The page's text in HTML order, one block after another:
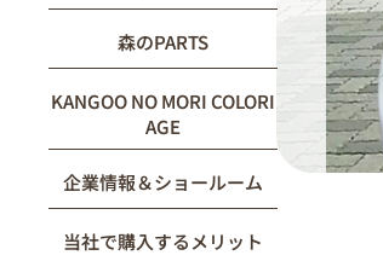
森のPARTS
KANGOO NO MORI COLORI
AGE
企業情報＆ショールーム
当社で購入するメリット